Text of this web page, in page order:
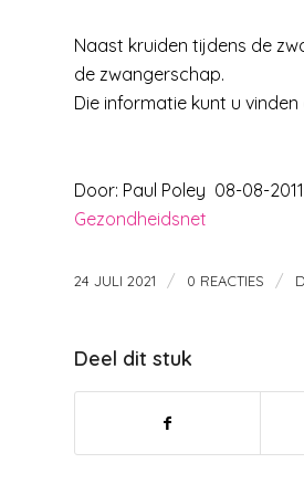
Naast kruiden tijdens de
de zwangerschap.
Die informatie kunt u vinden
Door: Paul Poley 08-08-2011
Gezondheidsnet
24 JULI 2021 / 0 REACTIES /
Deel dit stuk